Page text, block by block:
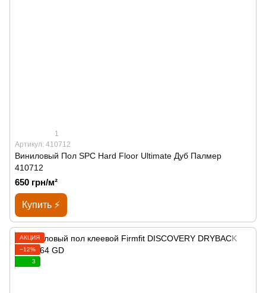
1
Артикул: 410712
Виниловый Пол SPС Hard Floor Ultimate Дуб Палмер
410712
650 грн/м²
Купить ⚡
АКЦИЯ
−12%
3